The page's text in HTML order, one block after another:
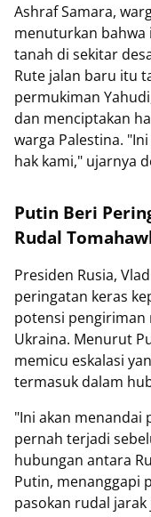
Ashraf Samara,
menuturkan bahwa
tanah di sekitar
Rute jalan baru itu
permukiman
dan menciptakan
warga Palestina.
hak kami," ujarnya
Putin Beri
Rudal
Presiden Rusia,
peringatan keras
potensi pengiriman
Ukraina. Menurut
memicu eskalasi
termasuk dalam
"Ini akan menandai
pernah terjadi
hubungan antara
Putin, menanggapi
pasokan rudal